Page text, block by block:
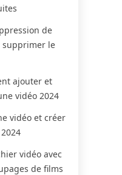
de
supprimer le
ajouter et
vidéo 2024
vidéo et créer
vidéo avec
de films